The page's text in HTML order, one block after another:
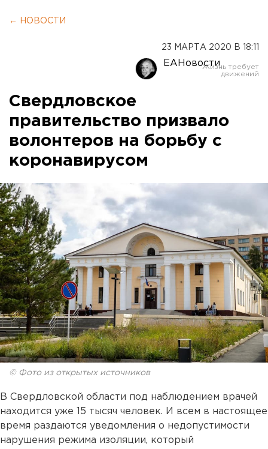
← НОВОСТИ
23 МАРТА 2020 В 18:11
ЕАНовости
Свердловское
правительство призвало
волонтеров на борьбу с
коронавирусом
© Фото из открытых источников
В Свердловской области под наблюдением врачей
находится уже 15 тысяч человек. И всем в настоящее
время раздаются уведомления о недопустимости
нарушения режима изоляции, который